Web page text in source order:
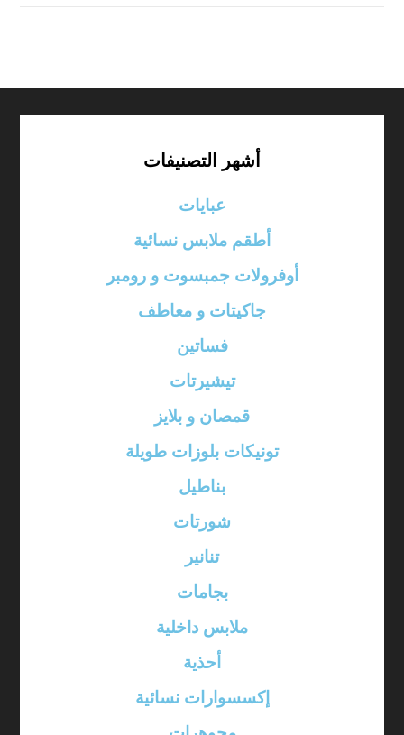
أشهر التصنيفات
عبايات
أطقم ملابس نسائية
أوفرولات جمبسوت و رومبر
جاكيتات و معاطف
فساتين
تيشيرتات
قمصان و بلايز
تونيكات بلوزات طويلة
بناطيل
شورتات
تنانير
بجامات
ملابس داخلية
أحذية
إكسسوارات نسائية